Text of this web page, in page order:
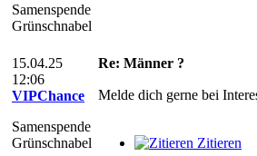
Samenspende
Grünschnabel
15.04.25
12:06
VIPChance
Samenspende
Grünschnabel
Re: Männer ?
Melde dich gerne bei
Zitieren